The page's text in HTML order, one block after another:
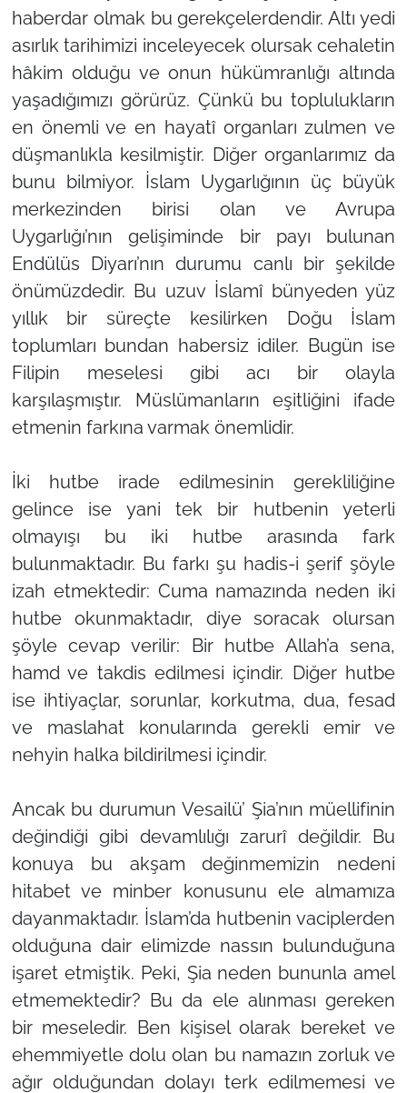
haberdar olmak bu gerekçelerdendir. Altı yedi
asırlık tarihimizi inceleyecek olursak cehaletin
hâkim olduğu ve onun hükümranlığı altında
yaşadığımızı görürüz. Çünkü bu toplulukların
en önemli ve en hayatî organları zulmen ve
düşmanlıkla kesilmiştir. Diğer organlarımız da
bunu bilmiyor. İslam Uygarlığının üç büyük
merkezinden birisi olan ve Avrupa
Uygarlığı’nın gelişiminde bir payı bulunan
Endülüs Diyarı’nın durumu canlı bir şekilde
önümüzdedir. Bu uzuv İslamî bünyeden yüz
yıllık bir süreçte kesilirken Doğu İslam
toplumları bundan habersiz idiler. Bugün ise
Filipin meselesi gibi acı bir olayla
karşılaşmıştır. Müslümanların eşitliğini ifade
etmenin farkına varmak önemlidir.
İki hutbe irade edilmesinin gerekliliğine
gelince ise yani tek bir hutbenin yeterli
olmayışı bu iki hutbe arasında fark
bulunmaktadır. Bu farkı şu hadis-i şerif şöyle
izah etmektedir: Cuma namazında neden iki
hutbe okunmaktadır, diye soracak olursan
şöyle cevap verilir: Bir hutbe Allah’a sena,
hamd ve takdis edilmesi içindir. Diğer hutbe
ise ihtiyaçlar, sorunlar, korkutma, dua, fesad
ve maslahat konularında gerekli emir ve
nehyin halka bildirilmesi içindir.
Ancak bu durumun Vesailü’ Şia’nın müellifinin
değindiği gibi devamlılığı zarurî değildir. Bu
konuya bu akşam değinmemizin nedeni
hitabet ve minber konusunu ele almamıza
dayanmaktadır. İslam’da hutbenin vaciplerden
olduğuna dair elimizde nassın bulunduğuna
işaret etmiştik. Peki, Şia neden bununla amel
etmemektedir? Bu da ele alınması gereken
bir meseledir. Ben kişisel olarak bereket ve
ehemmiyetle dolu olan bu namazın zorluk ve
ağır olduğundan dolayı terk edilmemesi ve